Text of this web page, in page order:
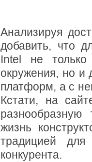
Анализируя
добавить, что
Intel не только
окружения, но и
платформ, а с
Кстати, на
разнообразную
жизнь
традицией для
конкурента.